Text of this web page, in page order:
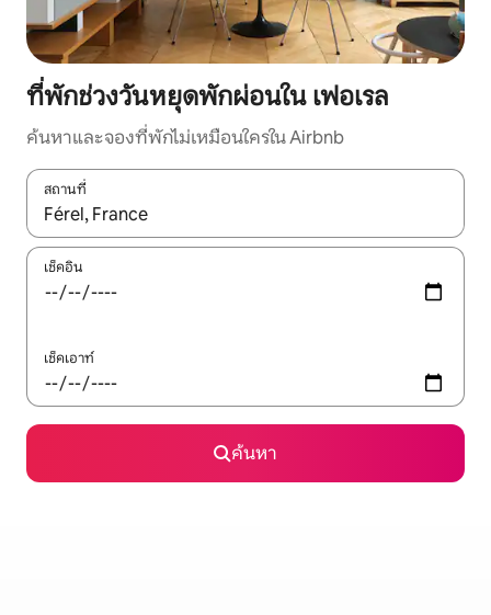
ที่พักช่วงวันหยุดพักผ่อนใน เฟอเรล
ค้นหาและจองที่พักไม่เหมือนใครใน Airbnb
สถานที่
ใช้ลูกศรขึ้นลง หรือใช้การสัมผัสหรือปัด เพื่อสำรวจผลการค้นหา
เช็คอิน
เช็คเอาท์
ค้นหา